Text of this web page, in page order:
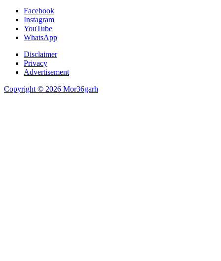
Facebook
Instagram
YouTube
WhatsApp
Disclaimer
Privacy
Advertisement
Copyright © 2026 Mor36garh